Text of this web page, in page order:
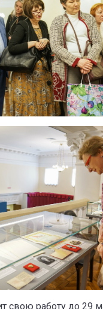
свою работу до 29